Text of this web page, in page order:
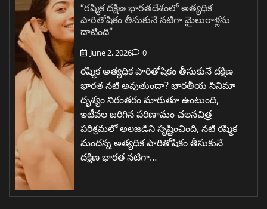
“రష్మిక దక్షిణ భారతదేశంలో అత్యధిక
పారితోషికం తీసుకునే నటిగా మైలురాళ్లను
దాటింది”
June 2, 2026 0
రష్మిక అత్యధిక పారితోషికం తీసుకునే దక్షిణ
భారత నటి అవుతుందా? భారతీయ సినిమా
దృశ్యం నిరంతరం మారుతూ ఉంటుంది,
ఇటీవల జరిగిన పరిణామం చలనచిత్ర
పరిశ్రమలో అలజడిని సృష్టించింది, నటి రష్మిక
మందన్న అత్యధిక పారితోషికం తీసుకునే
దక్షిణ భారత నటిగా…